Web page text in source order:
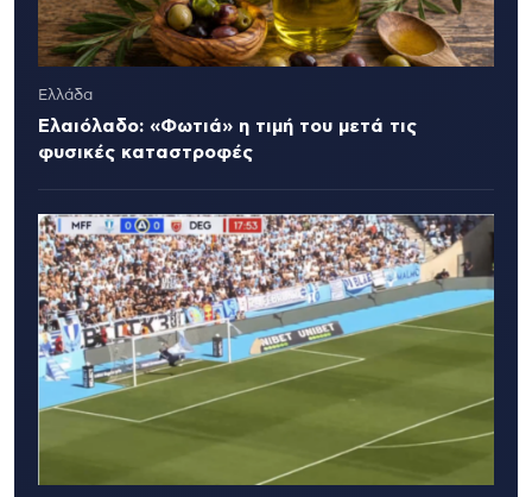
Ελλάδα
Ελαιόλαδο: «Φωτιά» η τιμή του μετά τις
φυσικές καταστροφές